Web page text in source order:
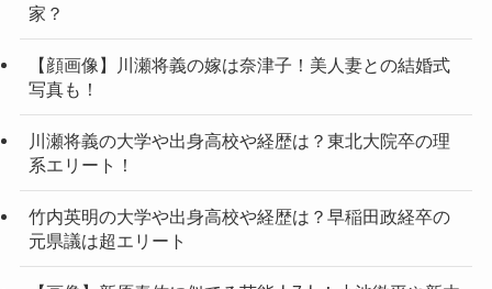
家？
【顔画像】川瀬将義の嫁は奈津子！美人妻との結婚式
写真も！
川瀬将義の大学や出身高校や経歴は？東北大院卒の理
系エリート！
竹内英明の大学や出身高校や経歴は？早稲田政経卒の
元県議は超エリート